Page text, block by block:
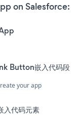
on Salesforce:
Button嵌入代码段
your app
代码元素